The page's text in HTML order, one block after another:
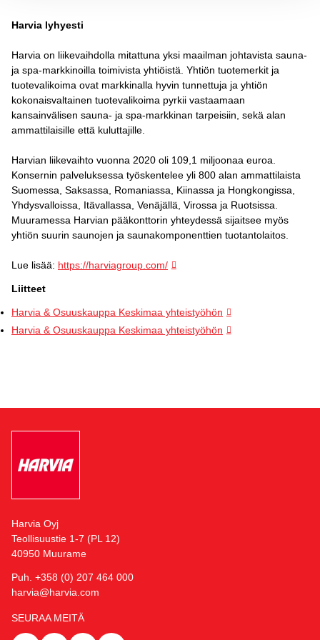
Harvia lyhyesti
Harvia on liikevaihdolla mitattuna yksi maailman johtavista sauna-
ja spa-markkinoilla toimivista yhtiöistä. Yhtiön tuotemerkit ja
tuotevalikoima ovat markkinalla hyvin tunnettuja ja yhtiön
kokonaisvaltainen tuotevalikoima pyrkii vastaamaan
kansainvälisen sauna- ja spa-markkinan tarpeisiin, sekä alan
ammattilaisille että kuluttajille.
Harvian liikevaihto vuonna 2020 oli 109,1 miljoonaa euroa.
Konsernin palveluksessa työskentelee yli 800 alan ammattilaista
Suomessa, Saksassa, Romaniassa, Kiinassa ja Hongkongissa,
Yhdysvalloissa, Itävallassa, Venäjällä, Virossa ja Ruotsissa.
Muuramessa Harvian pääkonttorin yhteydessä sijaitsee myös
yhtiön suurin saunojen ja saunakomponenttien tuotantolaitos.
Lue lisää: https://harviagroup.com/
Liitteet
Harvia & Osuuskauppa Keskimaa yhteistyöhön
Harvia & Osuuskauppa Keskimaa yhteistyöhön
Harvia Oyj
Teollisuustie 1-7 (PL 12)
40950 Muurame
Puh. +358 (0) 207 464 000
harvia@harvia.com
SEURAA MEITÄ